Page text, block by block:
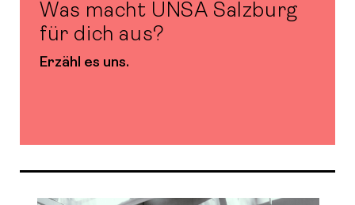
Was macht UNSA Salzburg
für dich aus?
Erzähl es uns.